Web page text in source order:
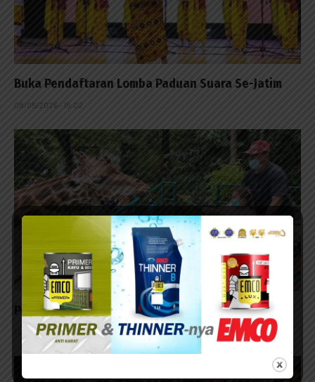
Buka Pendaftaran Lomba Paduan Suara Se-Jatim
08/05/2026 - 15:02
Pengunjung KBS Tembus 2,1 Juta Orang
13/02/2026 - 13:37